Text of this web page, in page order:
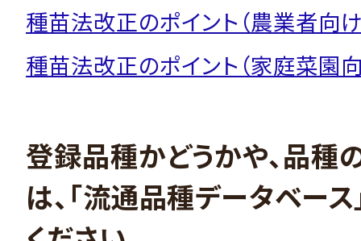
種苗法改正のポイント（農業者向け
種苗法改正のポイント（家庭菜園
登録品種かどうかや、品種
は、「流通品種データベー